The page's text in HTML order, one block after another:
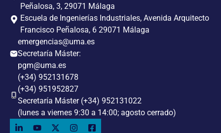
Peñalosa, 3, 29071 Málaga
Escuela de Ingenierías Industriales, Avenida Arquitecto
Francisco Peñalosa, 6 29071 Málaga
emergencias@uma.es
Secretaría Máster:
pgm@uma.es
(+34) 952131678
(+34) 951952827
Secretaría Máster (+34) 952131022
(lunes a viernes 9:30 a 14:00; agosto cerrado)